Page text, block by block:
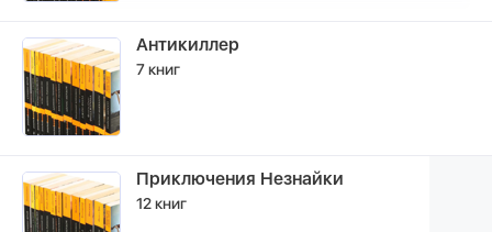
Антикиллер
7 книг
Приключения Незнайки
12 книг